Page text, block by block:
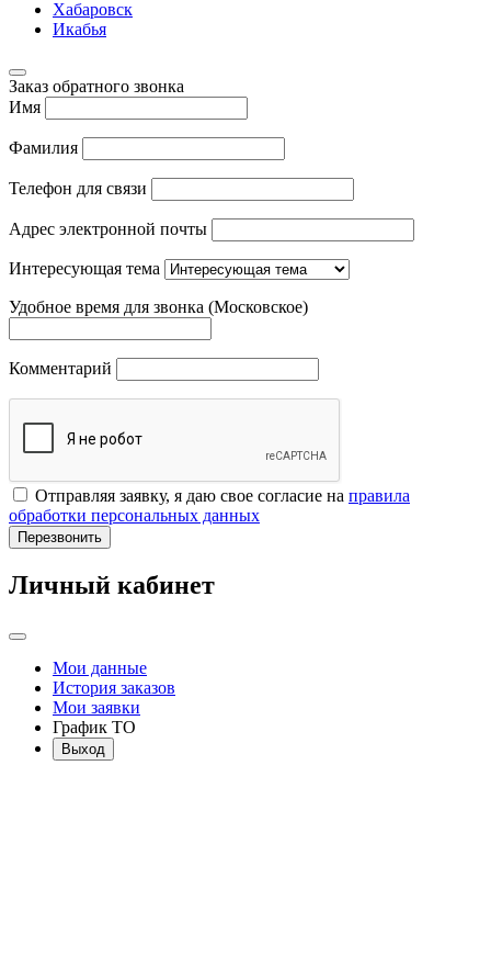
Хабаровск
Икабья
Заказ обратного звонка
Имя
Фамилия
Телефон для связи
Адрес электронной почты
Интересующая тема
Удобное время для звонка (Московское)
Комментарий
Отправляя заявку, я даю свое согласие на правила
обработки персональных данных
Перезвонить
Личный кабинет
Мои данные
История заказов
Мои заявки
График ТО
Выход